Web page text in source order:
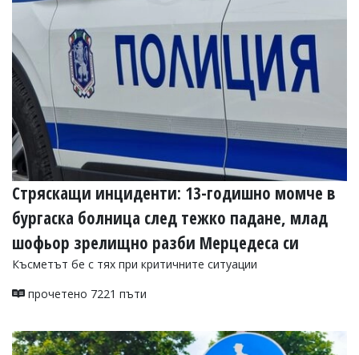
УКРАЙНА
СПОРТ
РАЗСЛЕДВАНЕ
БИЗНЕС
ЮГ
Управители:
Веселин
Василев,
email:
v.vasilev@flagman.bg
Катя
Касабова,
еmail:k.kassabova@flagman.bg
редактор:
email:
office@flagman.bg
Стряскащи инциденти: 13-годишно момче в
бургаска болница след тежко падане, млад
шофьор зрелищно разби Мерцедеса си
Късметът бе с тях при критичните ситуации
прочетено 7221 пъти